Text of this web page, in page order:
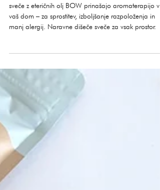
počutje
sveče z eteričnih olj BOW prinašajo aromaterapijo v